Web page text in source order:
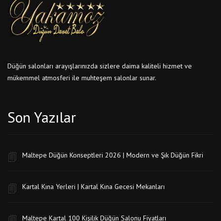
Düğün salonları arayışlarınızda sizlere daima kaliteli hizmet ve
mükemmel atmosferi ile muhteşem salonlar sunar.
Son Yazılar
Maltepe Düğün Konseptleri 2026 | Modern ve Şık Düğün Fikri
Kartal Kına Yerleri | Kartal Kına Gecesi Mekanları
Maltepe Kartal 100 Kişilik Düğün Salonu Fiyatları